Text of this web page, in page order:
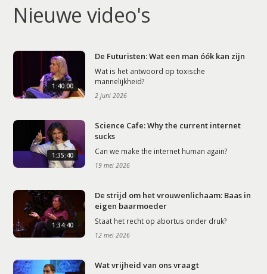
Nieuwe video's
1:40:00
De Futuristen: Wat een man óók kan zijn
Wat is het antwoord op toxische
mannelijkheid?
2 juni 2026
1:35:40
Science Cafe: Why the current internet
sucks
Can we make the internet human again?
19 mei 2026
1:34:40
De strijd om het vrouwenlichaam: Baas in
eigen baarmoeder
Staat het recht op abortus onder druk?
12 mei 2026
Wat vrijheid van ons vraagt